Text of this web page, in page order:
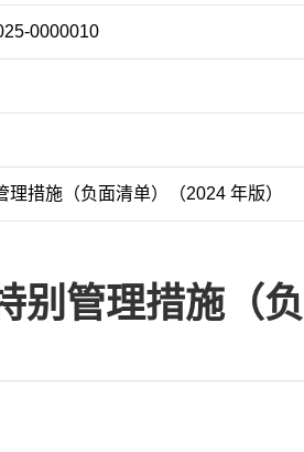
0000010
措施（负面清单）（2024 年版）
别管理措施（